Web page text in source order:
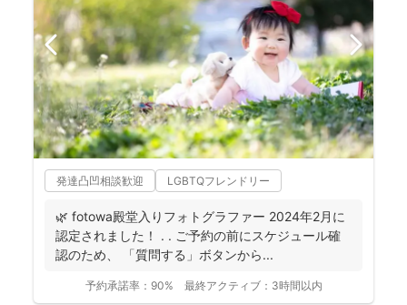
発達凸凹相談歓迎 LGBTQフレンドリー
🌿 fotowa殿堂入りフォトグラファー 2024年2月に
認定されました！ . . ご予約の前にスケジュール確
認のため、 「質問する」ボタンから...
予約承諾率： 90% 最終アクティブ： 3時間以内